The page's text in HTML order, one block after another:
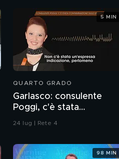
QUARTO GRADO
Garlasco: consulente
Poggi, c'è stata
contaminazione sulle
24 lug | Rete 4
5 MIN
98 MIN